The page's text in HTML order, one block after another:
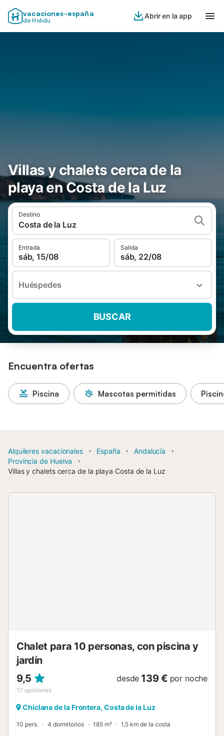
vacaciones-españa
de Holidu
Abrir en la app
Villas y chalets cerca de la
playa en Costa de la Luz
Destino
Costa de la Luz
Entrada
sáb, 15/08
Salida
sáb, 22/08
Huéspedes
BUSCAR
Encuentra ofertas
Piscina Mascotas permitidas
Alquileres vacacionales España
Andalucía
Provincia de Huelva
Villas y chalets cerca de la playa Costa de la Luz
Chalet para 10 personas, con piscina y
jardín
9,5
17 opiniones
desde 139 € por noche
Chiclana de la Frontera, Costa de la Luz
10 pers. 4 dormitorios 185 m² 1,5 km de la costa